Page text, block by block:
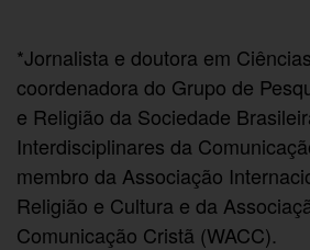
*Jornalista e doutora em
coordenadora do Grupo de
e Religião da Sociedade
Interdisciplinares da
membro da Associação
Religião e Cultura e da
Comunicação Cristã (WACC).